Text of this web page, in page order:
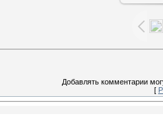
Добавлять комментарии
[